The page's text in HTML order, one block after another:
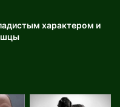
характером и